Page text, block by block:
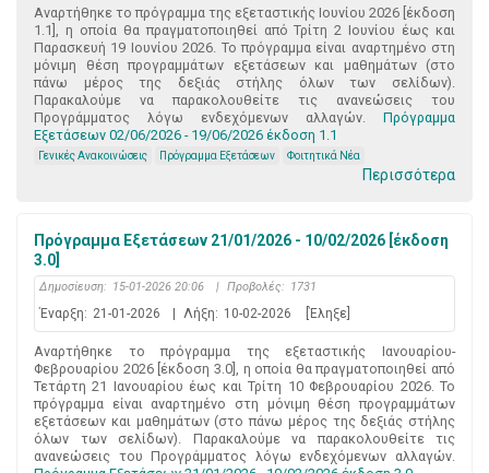
Αναρτήθηκε το πρόγραμμα της εξεταστικής Ιουνίου 2026 [έκδοση
1.1], η οποία θα πραγματοποιηθεί από Τρίτη 2 Ιουνίου έως και
Παρασκευή 19 Ιουνίου 2026. Το πρόγραμμα είναι αναρτημένο στη
μόνιμη θέση προγραμμάτων εξετάσεων και μαθημάτων (στο
πάνω μέρος της δεξιάς στήλης όλων των σελίδων).
Παρακαλούμε να παρακολουθείτε τις ανανεώσεις του
Προγράμματος λόγω ενδεχόμενων αλλαγών. Πρόγραμμα
Εξετάσεων 02/06/2026 - 19/06/2026 έκδοση 1.1
Γενικές Ανακοινώσεις Πρόγραμμα Εξετάσεων Φοιτητικά Νέα
Περισσότερα
Πρόγραμμα Εξετάσεων 21/01/2026 - 10/02/2026 [έκδοση
3.0]
Δημοσίευση: 15-01-2026 20:06 | Προβολές: 1731
Έναρξη: 21-01-2026 | Λήξη: 10-02-2026 [Έληξε]
Αναρτήθηκε το πρόγραμμα της εξεταστικής Ιανουαρίου-
Φεβρουαρίου 2026 [έκδοση 3.0], η οποία θα πραγματοποιηθεί από
Τετάρτη 21 Ιανουαρίου έως και Τρίτη 10 Φεβρουαρίου 2026. Το
πρόγραμμα είναι αναρτημένο στη μόνιμη θέση προγραμμάτων
εξετάσεων και μαθημάτων (στο πάνω μέρος της δεξιάς στήλης
όλων των σελίδων). Παρακαλούμε να παρακολουθείτε τις
ανανεώσεις του Προγράμματος λόγω ενδεχόμενων αλλαγών.